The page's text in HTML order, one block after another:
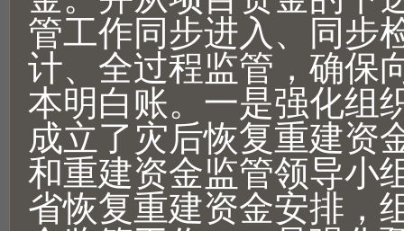
管工作同步进入、同步
计、全过程监管，确保
本明白账。一是强化组
成立了灾后恢复重建资
和重建资金监管领导小
省恢复重建资金安排，